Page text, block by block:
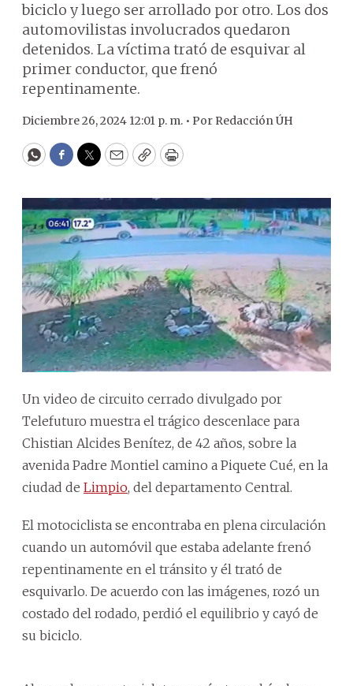
biciclo y luego ser arrollado por otro. Los dos
automovilistas involucrados quedaron
detenidos. La víctima trató de esquivar al
primer conductor, que frenó
repentinamente.
Diciembre 26, 2024 12:01 p. m. • Por Redacción ÚH
WhatsApp
Facebook
Twitter
EmailCopyPrint
Un video de circuito cerrado divulgado por
Telefuturo muestra el trágico descenlace para
Chistian Alcides Benítez, de 42 años, sobre la
avenida Padre Montiel camino a Piquete Cué, en la
ciudad de Limpio, del departamento Central.
El motociclista se encontraba en plena circulación
cuando un automóvil que estaba adelante frenó
repentinamente en el tránsito y él trató de
esquivarlo. De acuerdo con las imágenes, rozó un
costado del rodado, perdió el equilibrio y cayó de
su biciclo.